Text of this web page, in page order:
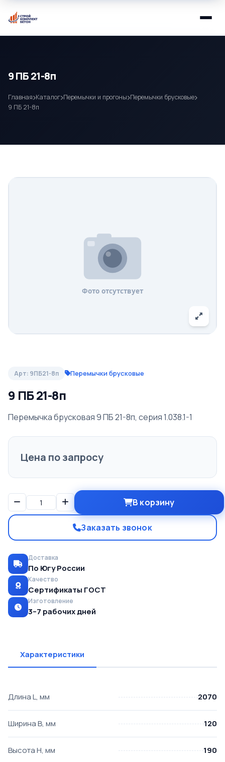
9 ПБ 21-8п
Главная Каталог Перемычки и прогоны Перемычки брусковые
9 ПБ 21-8п
Арт: 9ПБ21-8п Перемычки брусковые
9 ПБ 21-8п
Перемычка брусковая 9 ПБ 21-8п, серия 1.038.1-1
Цена по запросу
В корзину
Заказать звонок
Доставка
По Югу России
Качество
Сертификаты ГОСТ
Изготовление
3–7 рабочих дней
Характеристики
Длина L, мм 2070
Ширина B, мм 120
Высота H, мм 190